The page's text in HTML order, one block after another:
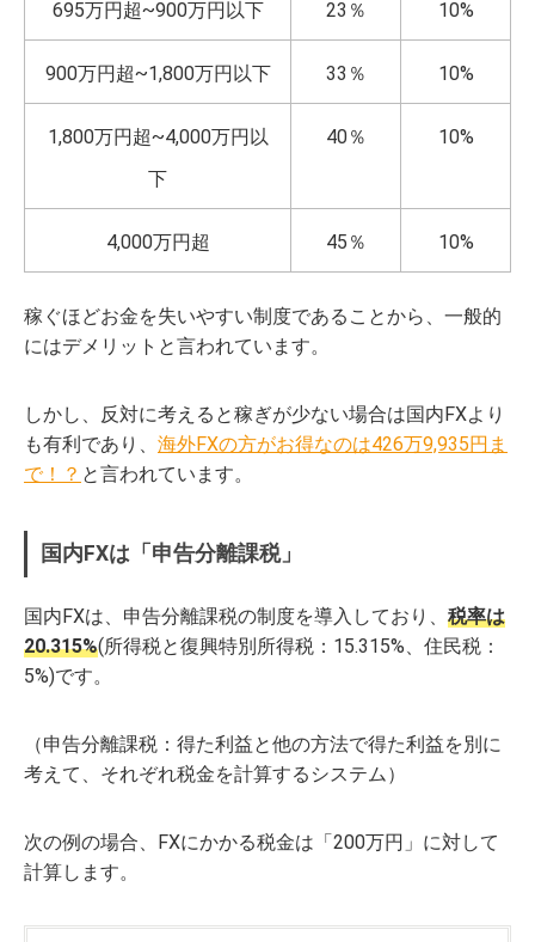
695万円超~900万円以下 23％ 10%
900万円超~1,800万円以下 33％ 10%
1,800万円超~4,000万円以
下
40％ 10%
4,000万円超 45％ 10%
稼ぐほどお金を失いやすい制度であることから、一般的
にはデメリットと言われています。
しかし、反対に考えると稼ぎが少ない場合は国内FXより
も有利であり、 海外FXの方がお得なのは426万9,935円ま
で！？ と言われています。
国内FXは「申告分離課税」
国内FXは、申告分離課税の制度を導入しており、 税率は
20.315%(所得税と復興特別所得税：15.315%、住民税：
5%)です。
（申告分離課税：得た利益と他の方法で得た利益を別に
考えて、それぞれ税金を計算するシステム）
次の例の場合、FXにかかる税金は「200万円」に対して
計算します。